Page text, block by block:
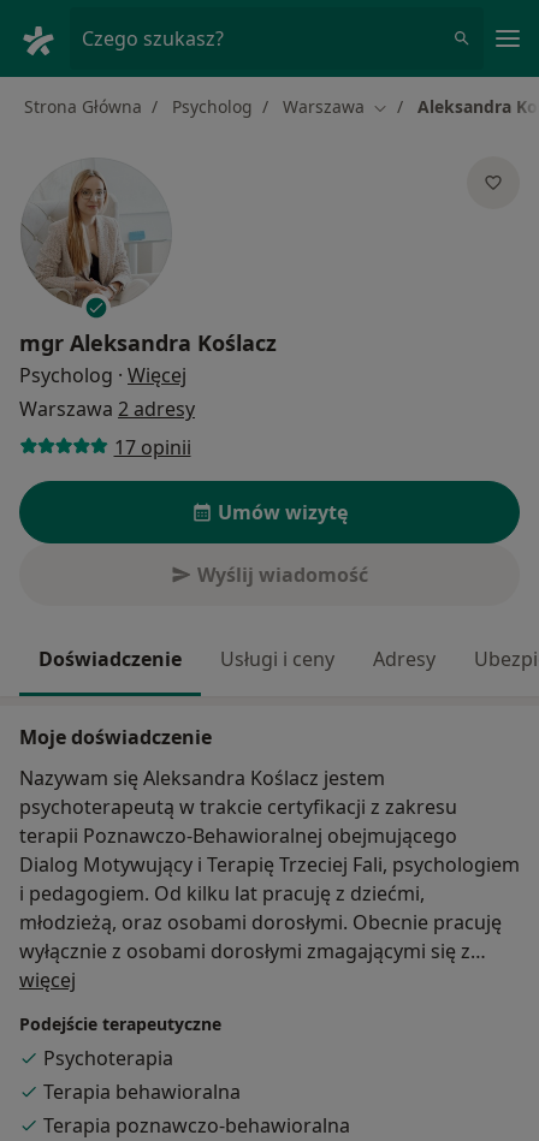
Czego szukasz?
Strona Główna Psycholog Warszawa Zmień miasto
Aleksandra
mgr Aleksandra Koślacz
Psycholog · Więcej
Warszawa 2 adresy
17 opinii
Umów wizytę
Wyślij wiadomość
Doświadczenie Usługi i ceny Adresy
Moje doświadczenie
Nazywam się Aleksandra Koślacz jestem
psychoterapeutą w trakcie certyfikacji z zakresu
terapii Poznawczo-Behawioralnej obejmującego
Dialog Motywujący i Terapię Trzeciej Fali, psychologiem
i pedagogiem. Od kilku lat pracuję z dziećmi,
młodzieżą, oraz osobami dorosłymi. Obecnie pracuję
wyłącznie z osobami dorosłymi zmagającymi się z
lękiem, depresją, ze stresem, będących w kryzysie
emocjonalnym, bądź w trudnej sytuacji życiowej.
Swoją wiedzę nieustannie pogłębiam biorąc udział w
licznych szkoleniach a także poświęcając każdą wolną
chwilę na czytanie książek.
Pracę terapeutyczną poddaję regularnej superwizji.
więcej
Podejście terapeutyczne
Psychoterapia
Terapia behawioralna
Terapia poznawczo-behawioralna